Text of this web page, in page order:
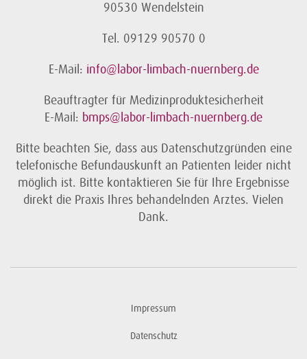
90530 Wendelstein
Tel. 09129 90570 0
E-Mail: info@labor-limbach-nuernberg.de
Beauftragter für Medizinproduktesicherheit
E-Mail: bmps@labor-limbach-nuernberg.de
Bitte beachten Sie, dass aus Datenschutzgründen eine
telefonische Befundauskunft an Patienten leider nicht
möglich ist. Bitte kontaktieren Sie für Ihre Ergebnisse
direkt die Praxis Ihres behandelnden Arztes. Vielen
Dank.
Impressum
Datenschutz